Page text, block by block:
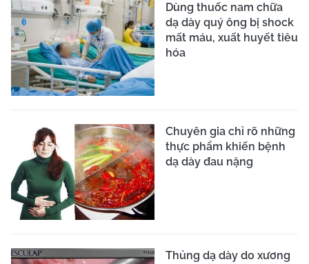
Dùng thuốc nam chữa
dạ dày quý ông bị shock
mất máu, xuất huyết tiêu
hóa
Chuyên gia chỉ rõ những
thực phẩm khiến bệnh
dạ dày đau nặng
Thủng dạ dày do xương